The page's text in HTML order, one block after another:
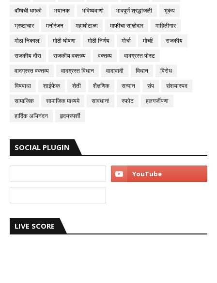
बॉम्बची धमकी
भयानक भविष्यवाणी भावपूर्ण श्रद्धांजली
भूकंप
भ्रष्टाचार
मनोरंजन महाघोटाळा माफीचा साक्षीदार
माहितीगार
मोठा निकाल!
मोठी घोषणा मोठी निर्णय मोर्चा मोर्चा!
राजकीय
राजकीय दौरा
राजकीय वक्तव्य वक्तव्य
वादग्रस्त पोस्ट
वादग्रस्त वक्तव्य
वादग्रस्त विधान वादावादी विधान
विरोध
विषबाधा
शाईफेक शेती शैक्षणिक सन्मान संप
संशयास्पद
सामाजिक
सामाजिक माध्यमे सावधान! स्फोट
हलगर्जीपणा
हार्दिक अभिनंदन
हृदयस्पर्शी
SOCIAL PLUGIN
LIVE SCORE